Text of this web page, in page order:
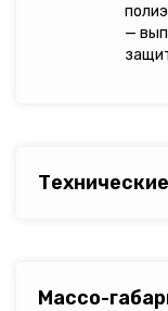
—
Массо-